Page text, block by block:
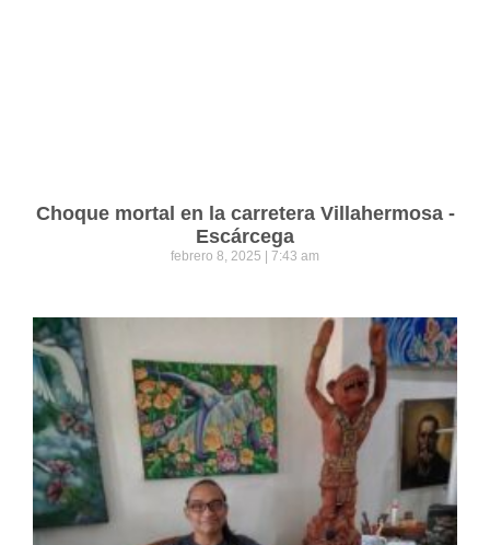
Choque mortal en la carretera Villahermosa -
Escárcega
febrero 8, 2025 7:43 am